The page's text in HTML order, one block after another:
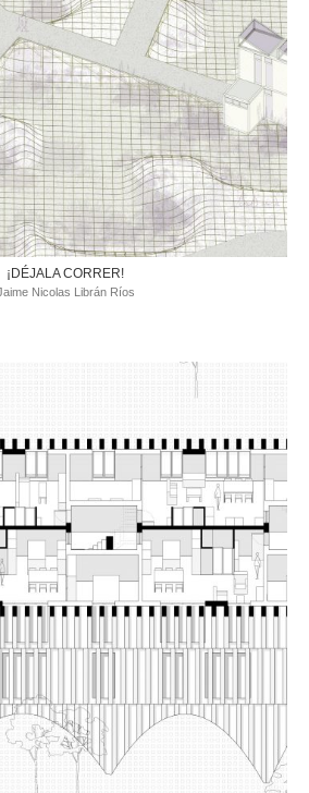
territorio tiempo tierra torre
urbana transporte turismo urbanismo
vertedero viñedos vino vision
vivienda adosada vivienda en
vivienda social vivienda temporal
¡DÉJALA CORRER!
Nicolas Librán Ríos